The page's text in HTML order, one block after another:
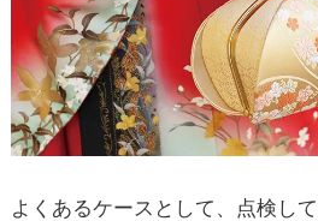
よくあるケースとして、点検し